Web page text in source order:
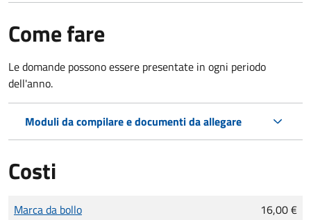
Come fare
Le domande possono essere presentate in ogni periodo
dell'anno.
Moduli da compilare e documenti da allegare
Costi
Tipo di pagamento
Importo
Marca da bollo 16,00 €